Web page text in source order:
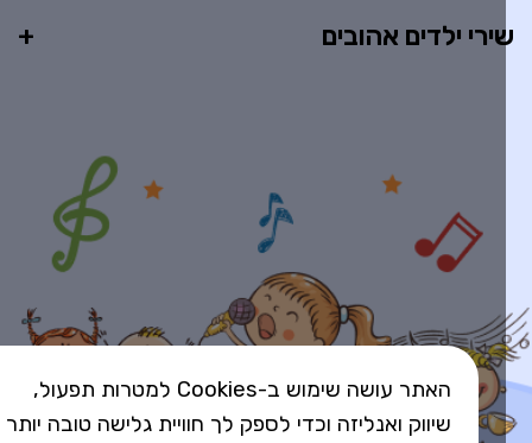
ילדים אהובים
האתר עושה שימוש ב-Cookies למטרות תפעול,
שיווק ואנליזה וכדי לספק לך חוויית גלישה טובה יותר